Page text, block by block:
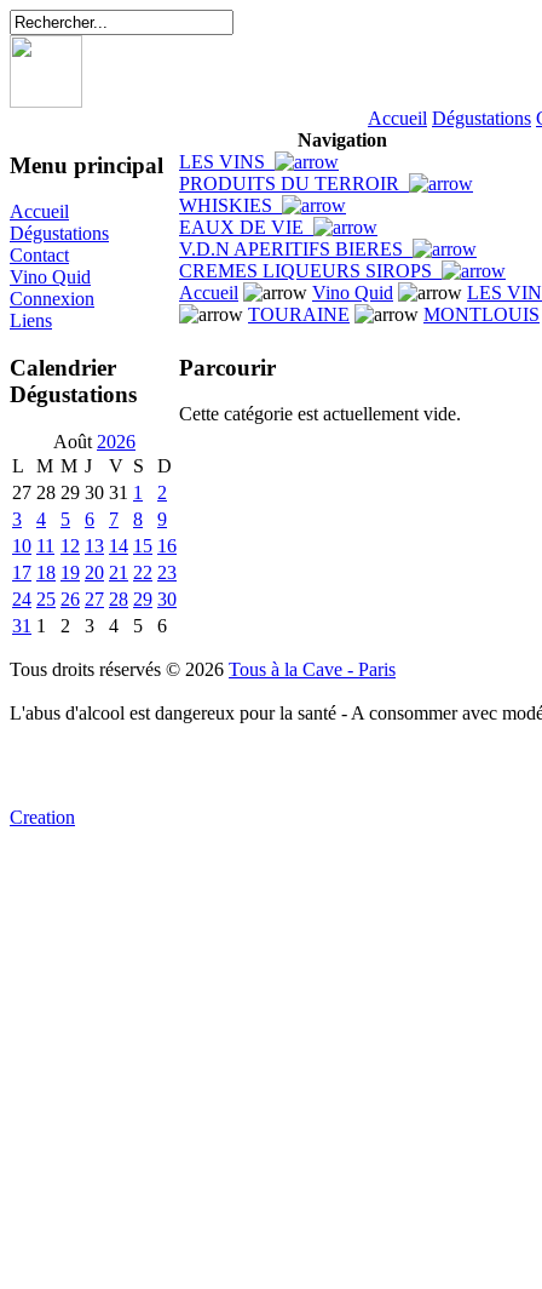
Accueil Dégustations
Menu principal
Accueil
Dégustations
Contact
Vino Quid
Connexion
Liens
Calendrier
Dégustations
Août 2026
L
M M J V S
D
27 28 29 30 31 1
2
3
4 5 6 7 8
9
10 11 12 13 14 15 16
17 18 19 20 21 22 23
24 25 26 27 28 29 30
31 1 2 3 4 5 6
Navigation
LES VINS
PRODUITS DU TERROIR
WHISKIES
EAUX DE VIE
V.D.N APERITIFS BIERES
CREMES LIQUEURS SIROPS
Accueil
Vino Quid
LES
TOURAINE
MONTLOUIS
Parcourir
Cette catégorie est actuellement vide.
Tous droits réservés © 2026 Tous à la Cave - Paris
L'abus d'alcool est dangereux pour la santé - A consommer avec
Creation